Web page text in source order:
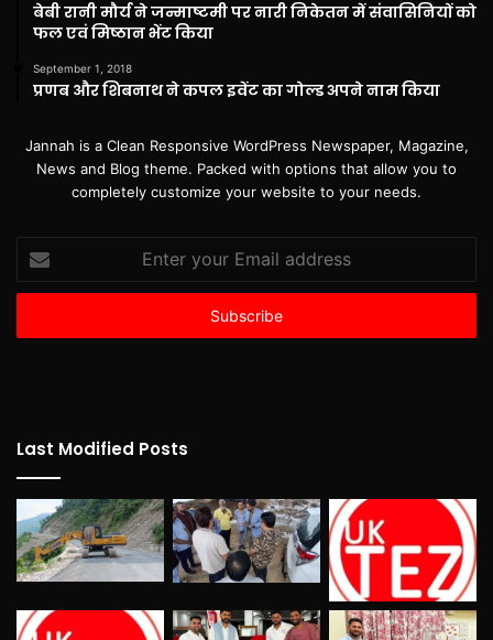
बेबी रानी मौर्य ने जन्माष्टमी पर नारी निकेतन में संवासिनियों को
फल एवं मिष्ठान भेंट किया
September 1, 2018
प्रणब और शिबनाथ ने कपल इवेंट का गोल्ड अपने नाम किया
Jannah is a Clean Responsive WordPress Newspaper, Magazine,
News and Blog theme. Packed with options that allow you to
completely customize your website to your needs.
Enter
your
Email
Last Modified Posts